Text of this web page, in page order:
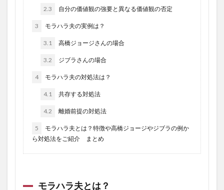
2.3 自分の価値観の強要と異なる価値観の否定
3 モラハラ夫の実例は？
3.1 高橋ジョージさんの場合
3.2 ジブラさんの場合
4 モラハラ夫の対処法は？
4.1 共存する対処法
4.2 離婚前提の対処法
5
モラハラ夫とは？特徴や高橋ジョージやジブラの例か
ら対処法をご紹介 まとめ
モラハラ夫とは？